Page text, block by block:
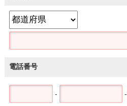
電話番号
- -